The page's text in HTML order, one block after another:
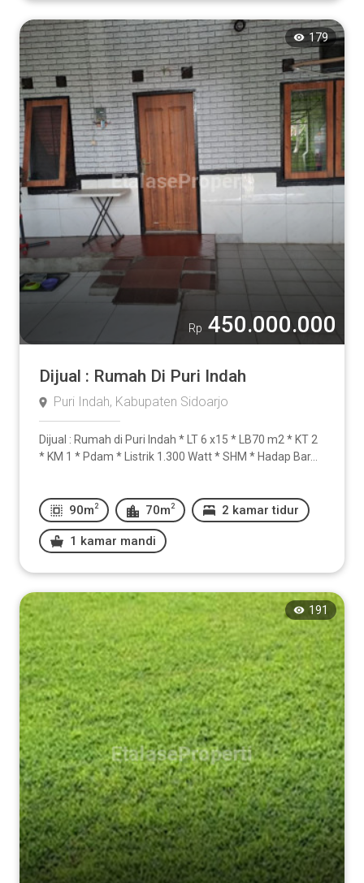
179
Rp 450.000.000
Dijual : Rumah Di Puri Indah
Puri Indah, Kabupaten Sidoarjo
Dijual : Rumah di Puri Indah * LT 6 x15 * LB70 m2 * KT 2
* KM 1 * Pdam * Listrik 1.300 Watt * SHM * Hadap Bar...
90m 2 70m 2 2 kamar tidur
1 kamar mandi
191